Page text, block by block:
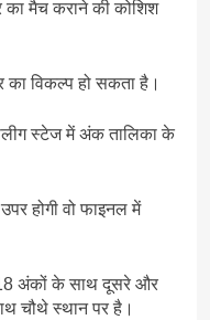
मैच कराने की कोशिश
का विकल्प हो सकता है।
स्टेज में अंक तालिका के
होगी वो फाइनल में
अंकों के साथ दूसरे और
चौथे स्थान पर है।